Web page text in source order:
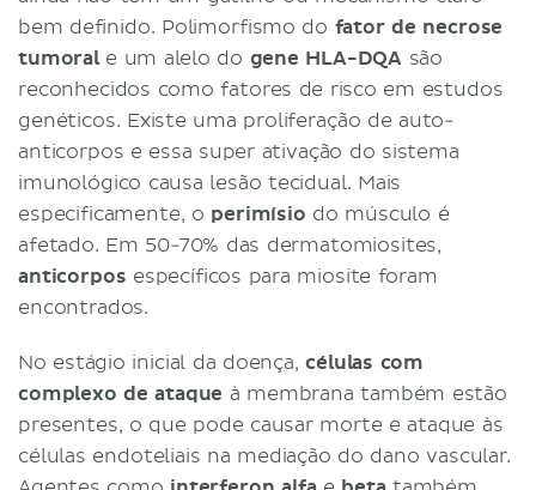
bem definido. Polimorfismo do fator de necrose
tumorale um alelo do gene HLA-DQA são
reconhecidos como fatores de risco em estudos
genéticos. Existe uma proliferação de auto-
anticorpos e essa super ativação do sistema
imunológico causa lesão tecidual. Mais
especificamente, o perimísio do músculo é
afetado. Em 50-70% das dermatomiosites,
anticorpos específicos para miosite foram
encontrados.
No estágio inicial da doença,células com
complexo de ataque à membrana também estão
presentes, o que pode causar morte e ataque às
células endoteliais na mediação do dano vascular.